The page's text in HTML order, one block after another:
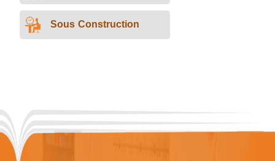
Sous Construction